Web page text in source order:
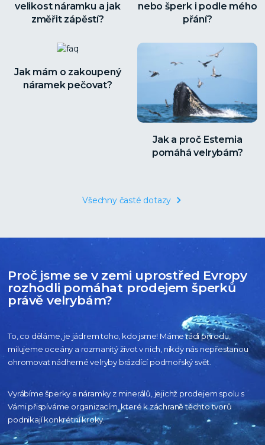
velikost náramku a jak
změřit zápěstí?
nebo šperk i podle mého
přání?
Jak mám o zakoupený
náramek pečovat?
Jak a proč Estemia
pomáhá velrybám?
Všechny časté dotazy
Proč jsme se v zemi uprostřed Evropy
rozhodli pomáhat prodejem šperků
právě velrybám?
To, co děláme, je jádrem toho, kdo jsme! Máme rádi přírodu,
milujeme oceány a rozmanitý život v nich, nikdy nás nepřestanou
ohromovat nádherné velryby brázdící podmořský svět.
Vyrábíme šperky a náramky z minerálů, jejichž prodejem spolu s
Vámi přispíváme organizacím, které k záchraně těchto tvorů
podnikají konkrétní kroky.